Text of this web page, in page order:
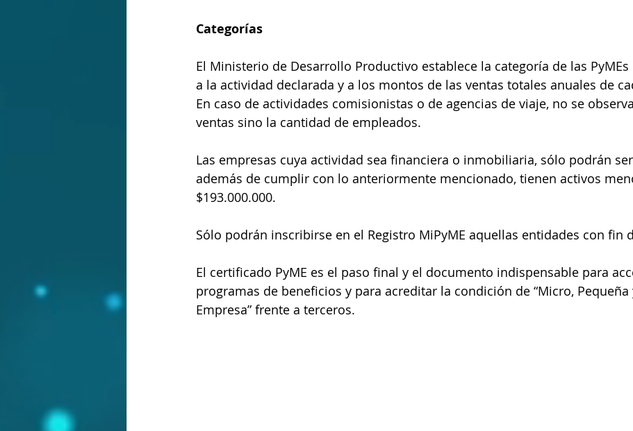
Categorías
El Ministerio de Desarrollo Productivo establece la categoría de las PyMEs
a la actividad declarada y a los montos de las ventas totales anuales de
En caso de actividades comisionistas o de agencias de viaje, no se
ventas sino la cantidad de empleados.
Las empresas cuya actividad sea financiera o inmobiliaria, sólo podrán ser
además de cumplir con lo anteriormente mencionado, tienen activos
$193.000.000.
Sólo podrán inscribirse en el Registro MiPyME aquellas entidades con fin
El certificado PyME es el paso final y el documento indispensable para
programas de beneficios y para acreditar la condición de “Micro, Pequeña
Empresa” frente a terceros.